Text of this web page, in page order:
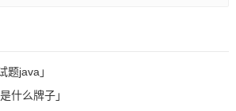
题java」
什么牌子」